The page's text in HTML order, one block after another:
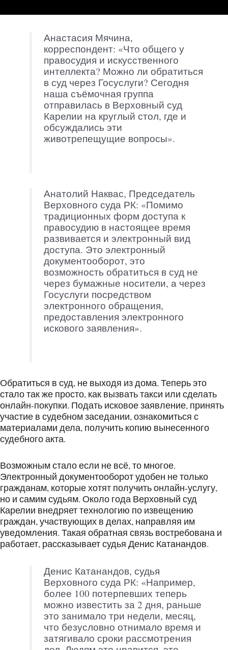
Анастасия Мячина,
корреспондент: «Что общего у
правосудия и искусственного
интеллекта? Можно ли обратиться
в суд через Госуслуги? Сегодня
наша съёмочная группа
отправилась в Верховный суд
Карелии на круглый стол, где и
обсуждались эти
животрепещущие вопросы».
Анатолий Наквас, Председатель
Верховного суда РК: «Помимо
традиционных форм доступа к
правосудию в настоящее время
развивается и электронный вид
доступа. Это электронный
документооборот, это
возможность обратиться в суд не
через бумажные носители, а через
Госуслуги посредством
электронного обращения,
предоставления электронного
искового заявления».
Обратиться в суд, не выходя из дома. Теперь это
стало так же просто, как вызвать такси или сделать
онлайн-покупки. Подать исковое заявление, принять
участие в судебном заседании, ознакомиться с
материалами дела, получить копию вынесенного
судебного акта.
Возможным стало если не всё, то многое.
Электронный документооборот удобен не только
гражданам, которые хотят получить онлайн-услугу,
но и самим судьям. Около года Верховный суд
Карелии внедряет технологию по извещению
граждан, участвующих в делах, направляя им
уведомления. Такая обратная связь востребована и
работает, рассказывает судья Денис Катанандов.
Денис Катанандов, судья
Верховного суда РК: «Например,
более 100 потерпевших теперь
можно известить за 2 дня, раньше
это занимало три недели, месяц,
что безусловно отнимало время и
затягивало сроки рассмотрения